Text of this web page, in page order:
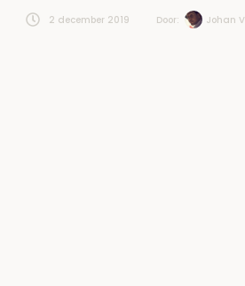
2 december 2019 Door: Johan